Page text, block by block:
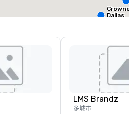
Crowne
Dallas
LMS Brandz
多城市